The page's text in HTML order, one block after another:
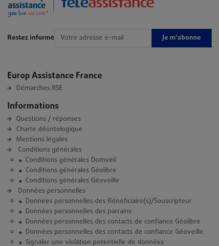
Restez informé Je m'abonne
Europ Assistance France
Démarches RSE
Informations
Questions / réponses
Charte déontologique
Mentions légales
Conditions générales
Conditions générales Domveil
Conditions générales Géolibre
Conditions générales Géoveille
Données personnelles
Données personnelles des Bénéficiaire(s)/Souscripteur
Données personnelles des parrains
Données personnelles des contacts de confiance Géolibre
Données personnelles des contacts de confiance Géoveille
Signaler une violation potentielle de données